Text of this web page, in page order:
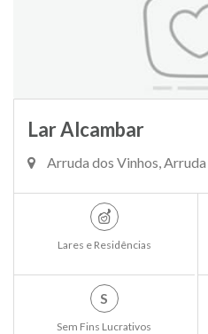
Lar Alcambar
Arruda dos Vinhos,
Lares e Residências
S
Sem Fins Lucrativos